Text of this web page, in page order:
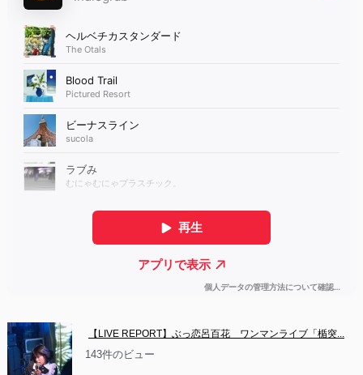
【LIVE REPORT】ぶっ恋呂百花　ワンマンライブ「楯突...
143件のビュー